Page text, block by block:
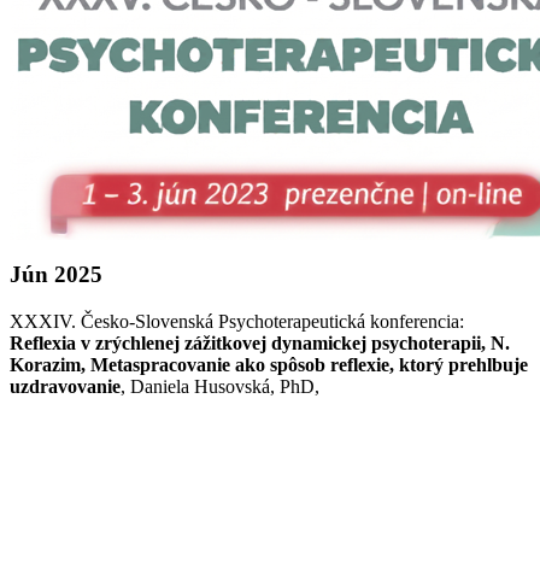
Jún 2025
XXXIV. Česko-Slovenská Psychoterapeutická konferencia:
Reflexia v zrýchlenej zážitkovej dynamickej psychoterapii, N.
Korazim, Metaspracovanie ako spôsob reflexie, ktorý prehlbuje
uzdravovanie, Daniela Husovská, PhD,